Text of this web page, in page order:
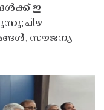
ഇ-
പിഴ
സൗജന്യ